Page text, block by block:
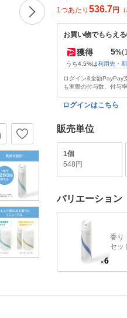
1つあたり 536.7円
お買い物でもらえ
獲得 5%
うち4.5%は利用先・
ログイン&全額PayPay
も実際の付与数、付与
ログインはこちら
販売単位
1個
548円
バリエーション
香り
セッ